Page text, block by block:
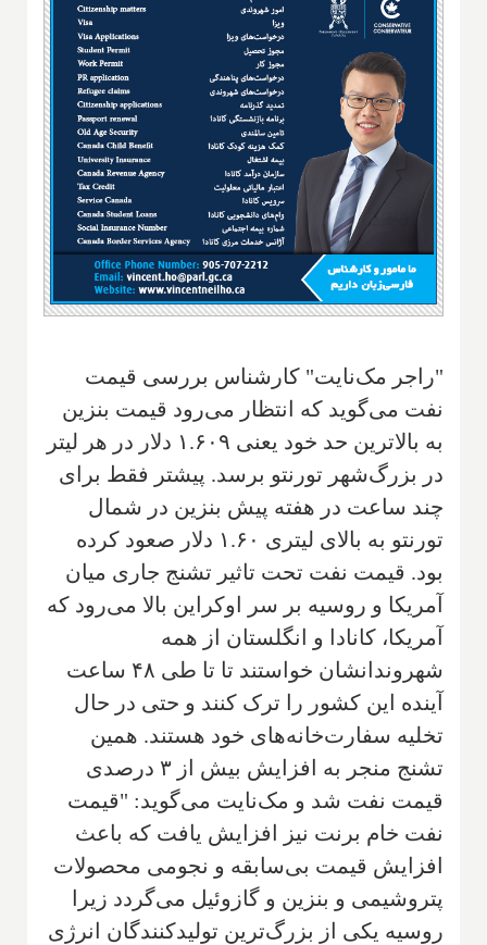
"راجر مک‌نایت" کارشناس بررسی قیمت
نفت می‌گوید که انتظار می‌رود قیمت بنزین
به بالاترین حد خود یعنی ۱.۶۰۹ دلار در هر لیتر
در بزرگ‌شهر تورنتو برسد. پیشتر فقط برای
چند ساعت در هفته پیش بنزین در شمال
تورنتو به بالای لیتری ۱.۶۰ دلار صعود کرده
بود. قیمت نفت تحت تاثیر تشنج جاری میان
آمریکا و روسیه بر سر اوکراین بالا می‌رود که
آمریکا، کانادا و انگلستان از همه
شهروندانشان خواستند تا تا طی ۴۸ ساعت
آینده این کشور را ترک کنند و حتی در حال
تخلیه سفارت‌خانه‌های خود هستند. همین
تشنج منجر به افزایش بیش از ۳ درصدی
قیمت نفت شد و مک‌نایت می‌گوید: "قیمت
نفت خام برنت نیز افزایش یافت که باعث
افزایش قیمت بی‌سابقه و نجومی محصولات
پتروشیمی و بنزین و گازوئیل می‌گردد زیرا
روسیه یکی از بزرگ‌ترین تولیدکنندگان انرژی